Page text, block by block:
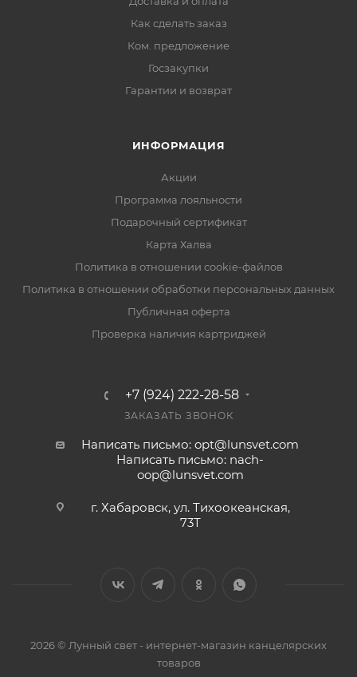
Как сделать заказ
Ком. предложение
Госзакупки
Гарантии и возврат
ИНФОРМАЦИЯ
Акции
Программа лояльности
Подарочный сертификат
Карта Халва
Политика в отношении cookie-файлов
Политика в отношении обработки персональных данных
Публичная оферта
Проверка наличия картриджей
+7 (924) 222-28-58
ЗАКАЗАТЬ ЗВОНОК
Написать письмо: opt@lunsvet.com
Написать письмо: nach-
oop@lunsvet.com
г. Хабаровск, ул. Тихоокеанская,
73Т
2026 © Лунный свет - интернет-магазин канцелярских
товаров